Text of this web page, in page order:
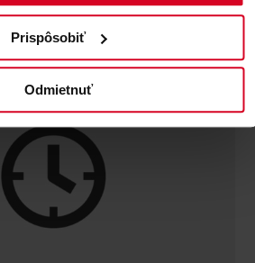
Prispôsobiť
Odmietnuť